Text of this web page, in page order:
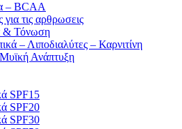
– BCAA
για τις αρθρωσεις
& Τόνωση
– Λιποδιαλύτες – Καρνιτίνη
Ανάπτυξη
SPF15
SPF20
SPF30